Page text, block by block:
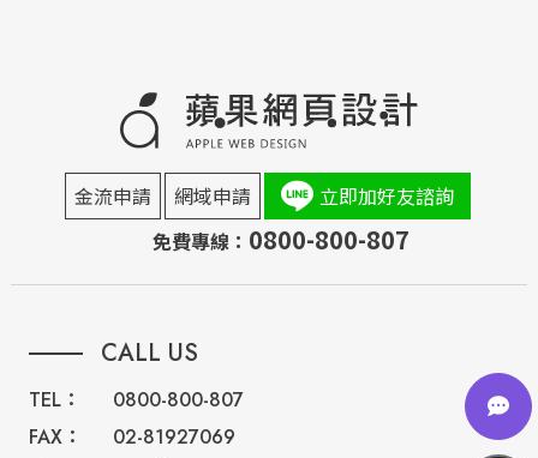
金流申請 網域申請
立即加好友諮詢
免費專線： 0800-800-807
CALL US
TEL：
0800-800-807
FAX：
02-81927069